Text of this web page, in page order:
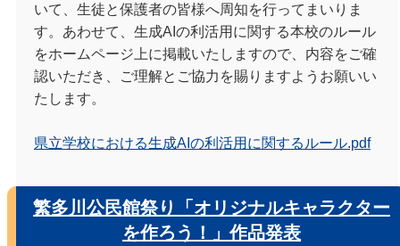
いて、生徒と保護者の皆様へ周知を行ってまいりま
す。あわせて、生成AIの利活用に関する本校のルール
をホームページ上に掲載いたしますので、内容をご確
認いただき、ご理解とご協力を賜りますようお願いい
たします。
県立学校における生成AIの利活用に関するルール.pdf
繁多川公民館祭り「オリジナルキャラクター
を作ろう！」作品発表